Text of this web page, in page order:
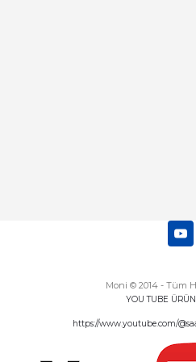
Moni © 2014 - Tüm
YOU TUBE
https://www.youtube.com/